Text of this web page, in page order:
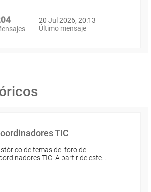
20 Jul 2026, 20:13
Último mensaje
TIC
de temas del foro de
TIC. A partir de este…